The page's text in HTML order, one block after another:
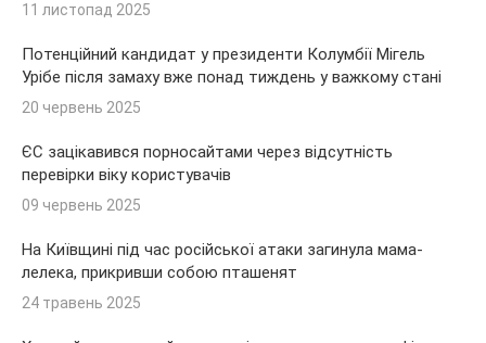
11 листопад 2025
Потенційний кандидат у президенти Колумбії Мігель
Урібе після замаху вже понад тиждень у важкому стані
20 червень 2025
ЄС зацікавився порносайтами через відсутність
перевірки віку користувачів
09 червень 2025
На Київщині під час російської атаки загинула мама-
лелека, прикривши собою пташенят
24 травень 2025